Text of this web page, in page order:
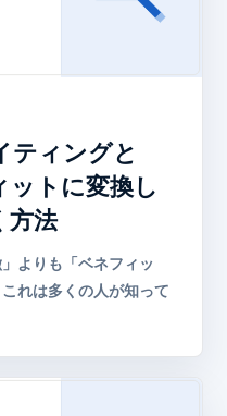
ティングと
ットに変換し
方法
よりも「ベネフィッ
れは多くの人が知って